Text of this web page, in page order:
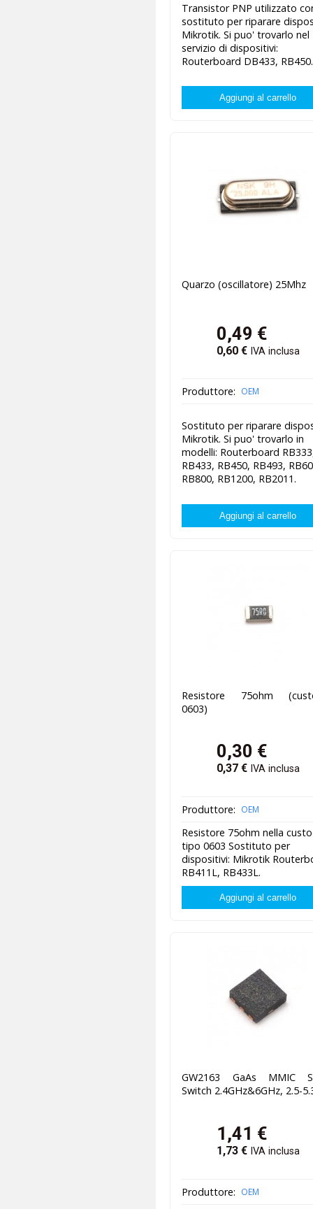
Transistor PNP utilizzato
sostituto per riparare
Mikrotik. Si puo' trovarlo nel
servizio di dispositivi:
Routerboard DB433, RB450.
Quarzo (oscillatore) 25Mhz
0,49 €
0,60€ IVA inclusa
Produttore: OEM
Sostituto per riparare
Mikrotik. Si puo' trovarlo in
modelli: Routerboard
RB433, RB450, RB493,
RB800, RB1200, RB2011.
Resistore 75ohm
0603)
0,30 €
0,37€ IVA inclusa
Produttore: OEM
Resistore 75ohm nella
tipo 0603 Sostituto per
dispositivi: Mikrotik
RB411L, RB433L.
GW2163 GaAs MMIC
Switch 2.4GHz&6GHz, 2.5-
1,41 €
1,73€ IVA inclusa
Produttore: OEM